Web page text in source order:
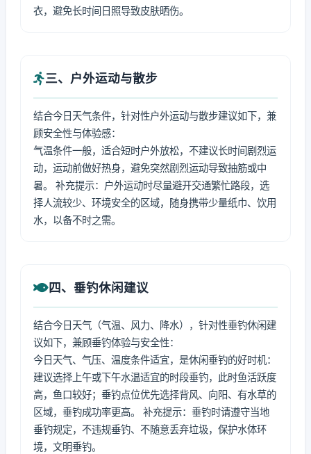
衣，避免长时间日照导致皮肤晒伤。
三、户外运动与散步
结合今日天气条件，针对性户外运动与散步建议如下，兼
顾安全性与体验感：
气温条件一般，适合短时户外放松，不建议长时间剧烈运
动，运动前做好热身，避免突然剧烈运动导致抽筋或中
暑。 补充提示：户外运动时尽量避开交通繁忙路段，选
择人流较少、环境安全的区域，随身携带少量纸巾、饮用
水，以备不时之需。
四、垂钓休闲建议
结合今日天气（气温、风力、降水），针对性垂钓休闲建
议如下，兼顾垂钓体验与安全性：
今日天气、气压、温度条件适宜，是休闲垂钓的好时机：
建议选择上午或下午水温适宜的时段垂钓，此时鱼活跃度
高，鱼口较好；垂钓点位优先选择背风、向阳、有水草的
区域，垂钓成功率更高。 补充提示：垂钓时请遵守当地
垂钓规定，不违规垂钓、不随意丢弃垃圾，保护水体环
境，文明垂钓。